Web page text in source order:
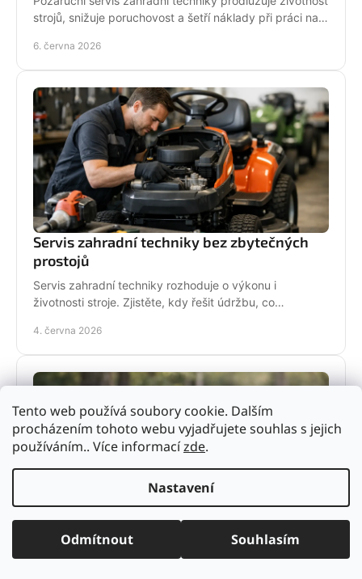
Tento web používá soubory cookie. Dalším
procházením tohoto webu vyjadřujete souhlas s jejich
používáním.. Více informacízde.
Nastavení
Odmítnout Souhlasím
strojů, snižuje poruchovost a šetří náklady při práci na
6. června 2026
Servis zahradní techniky bez zbytečných
prostojů
Servis zahradní techniky rozhoduje o výkonu i
životnosti stroje. Zjistěte, kdy řešit údržbu, co
4. června 2026
Ochranné pomůcky pro práci s pilou